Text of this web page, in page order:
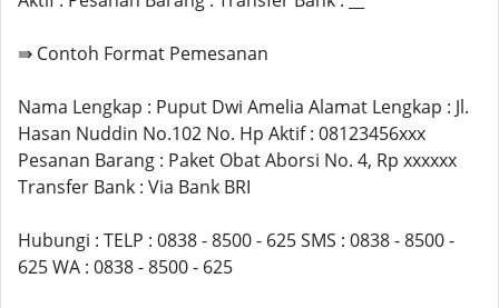
⇛ Contoh Format Pemesanan
Nama Lengkap : Puput Dwi Amelia Alamat Lengkap : Jl.
Hasan Nuddin No.102 No. Hp Aktif : 08123456xxx
Pesanan Barang : Paket Obat Aborsi No. 4, Rp xxxxxx
Transfer Bank : Via Bank BRI
Hubungi : TELP : 0838 - 8500 - 625 SMS : 0838 - 8500 -
625 WA : 0838 - 8500 - 625